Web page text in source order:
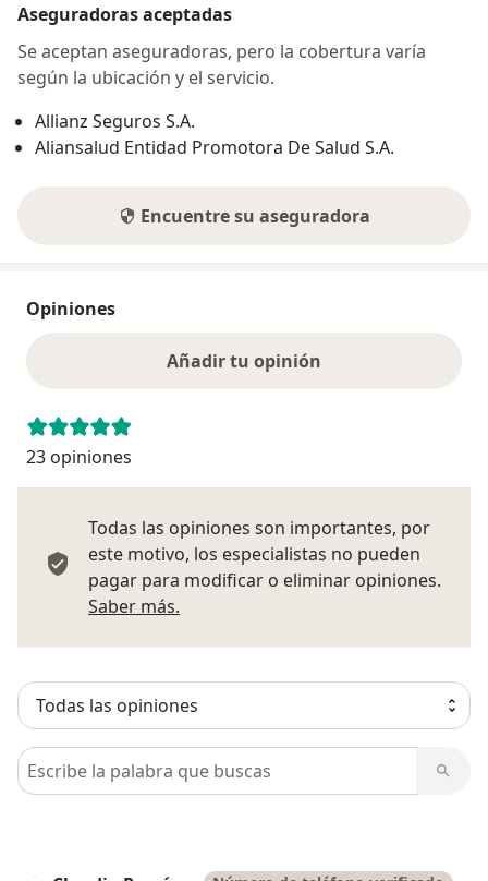
Aseguradoras aceptadas
Se aceptan aseguradoras, pero la cobertura varía
según la ubicación y el servicio.
Allianz Seguros S.A.
Aliansalud Entidad Promotora De Salud S.A.
Encuentre su aseguradora
Opiniones
Añadir tu opinión
23 opiniones
Todas las opiniones son importantes, por
este motivo, los especialistas no pueden
pagar para modificar o eliminar opiniones.
Saber más.
Busca en opiniones